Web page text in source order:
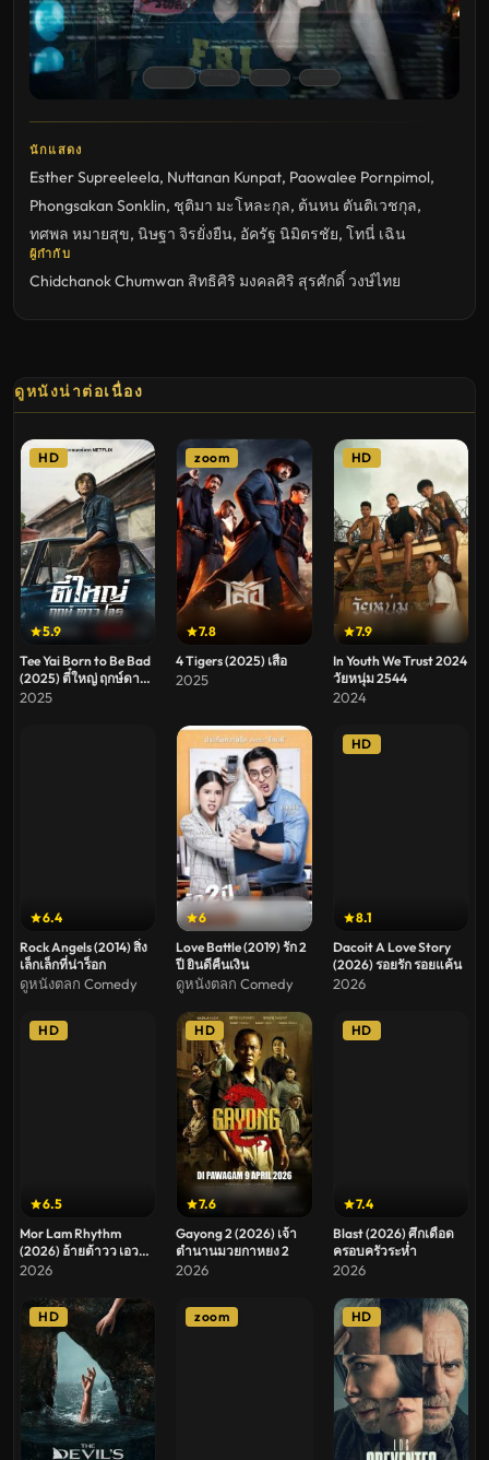
นักแสดง
Esther Supreeleela, Nuttanan Kunpat, Paowalee Pornpimol,
Phongsakan Sonklin, ชุติมา มะโหละกุล, ต้นหน ตันติเวชกุล,
ทศพล หมายสุข, นิษฐา จิรยั่งยืน, อัครัฐ นิมิตรชัย, โทนี่ เฉิน
ผู้กำกับ
Chidchanok Chumwan สิทธิศิริ มงคลศิริ สุรศักดิ์ วงษ์ไทย
ดูหนังน่าต่อเนื่อง
5.9
HD
Tee Yai Born to Be Bad
(2025) ตี๋ใหญ่ ฤกษ์ดาว
โจร
2025
7.8
zoom
4 Tigers (2025) เสือ
2025
7.9
HD
In Youth We Trust 2024
วัยหนุ่ม 2544
2024
6.4
Rock Angels (2014) สิ่ง
เล็กเล็กที่น่าร็อก
ดูหนังตลก Comedy
6
Love Battle (2019) รัก 2
ปี ยินดีคืนเงิน
ดูหนังตลก Comedy
8.1
HD
Dacoit A Love Story
(2026) รอยรัก รอยแค้น
2026
6.5
HD
Mor Lam Rhythm
(2026) อ้ายต้าวว เอว
หวาน ระเบียบวาทะศิลป์
2026
7.6
HD
Gayong 2 (2026) เจ้า
ตำนานมวยกาหยง 2
2026
7.4
HD
Blast (2026) ศึกเดือด
ครอบครัวระห่ำ
2026
HD zoom HD